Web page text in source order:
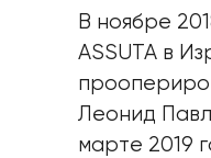
В ноябре
ASSUTA в
Леонид
марте 2019